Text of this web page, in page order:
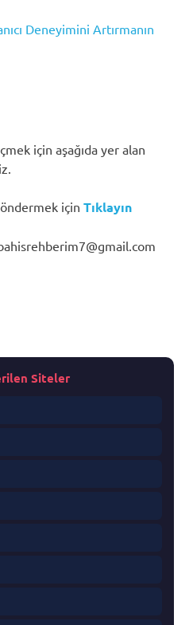
Deneyimini Artırmanın
için aşağıda yer alan
için Tıklayın
Siteler